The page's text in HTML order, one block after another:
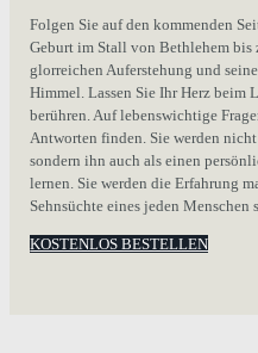
Folgen Sie auf den kommenden
Geburt im Stall von Bethlehem bis
glorreichen Auferstehung und
Himmel. Lassen Sie Ihr Herz beim
berühren. Auf lebenswichtige
Antworten finden. Sie werden
sondern ihn auch als einen
lernen. Sie werden die Erfahrung
Sehnsüchte eines jeden Menschen
KOSTENLOS BESTELLEN